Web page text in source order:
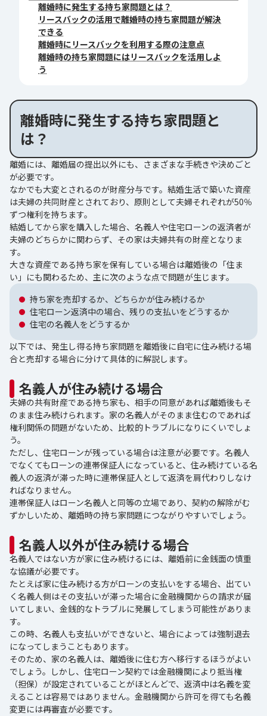
離婚時に発生する持ち家問題とは？
リースバックの活用で離婚時の持ち家問題が解決
できる
離婚時にリースバックを利用する際の注意点
離婚時の持ち家問題にはリースバックを活用しよ
う
離婚時に発生する持ち家問題と
は？
離婚には、離婚届の提出以外にも、さまざまな手続きや決めごと
が必要です。
なかでも大変とされるのが財産分与です。結婚生活で築いた資産
は夫婦の共同財産とされており、原則として夫婦それぞれが50％
ずつ権利を持ちます。
結婚してから家を購入した場合、名義人や住宅ローンの返済者が
夫婦のどちらかに関わらず、その家は夫婦共有の財産となりま
す。
大きな資産である持ち家を保有している場合は離婚後の「住ま
い」にも関わるため、主に次のような点で問題が生じます。
持ち家を売却するか、どちらかが住み続けるか
住宅ローン返済中の場合、残りの支払いをどうするか
住宅の名義人をどうするか
以下では、発生し得る持ち家問題を離婚後に自宅に住み続ける場
合と売却する場合に分けて具体的に解説します。
名義人が住み続ける場合
夫婦の共有財産である持ち家も、相手の同意があれば離婚後もそ
のまま住み続けられます。家の名義人がそのまま住むのであれば
権利関係の問題がないため、比較的トラブルになりにくいでしょ
う。
ただし、住宅ローンが残っている場合は注意が必要です。名義人
でなくてもローンの連帯保証人になっていると、住み続けている名
義人の返済が滞った時に連帯保証人として返済を肩代わりしなけ
ればなりません。
連帯保証人はローン名義人と同等の立場であり、契約の解除がむ
ずかしいため、離婚時の持ち家問題につながりやすいでしょう。
名義人以外が住み続ける場合
名義人ではない方が家に住み続けるには、離婚前に金銭面の慎重
な協議が必要です。
たとえば家に住み続ける方がローンの支払いをする場合、出てい
く名義人側はその支払いが滞った場合に金融機関からの請求が届
いてしまい、金銭的なトラブルに発展してしまう可能性がありま
す。
この時、名義人も支払いができないと、場合によっては強制退去
になってしまうこともあります。
そのため、家の名義人は、離婚後に住む方へ移行するほうがよい
でしょう。しかし、住宅ローン契約では金融機関により抵当権
（担保）が設定されていることがほとんどで、返済中は名義を変
えることは容易ではありません。金融機関から許可を得ても名義
変更には再審査が必要です。